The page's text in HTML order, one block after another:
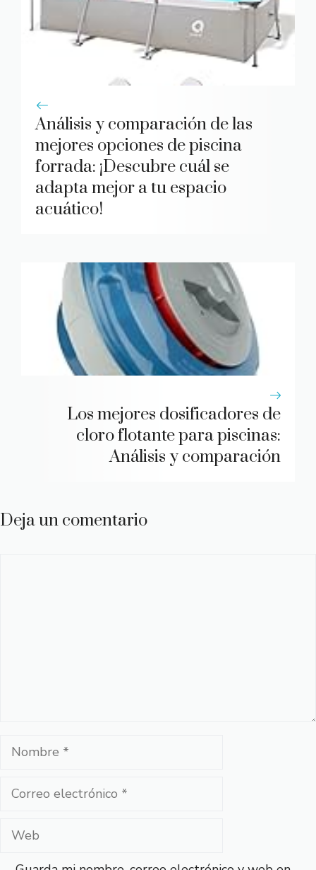
Análisis y comparación de las
mejores opciones de piscina
forrada: ¡Descubre cuál se
adapta mejor a tu espacio
acuático!
Los mejores dosificadores de
cloro flotante para piscinas:
Análisis y comparación
Deja un comentario
Nombre
Correo
Web